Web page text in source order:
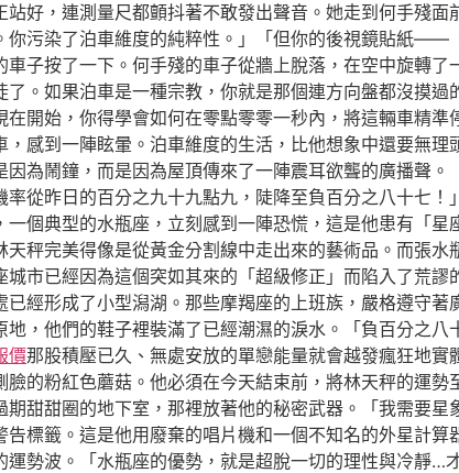
好，連測量尺都顫抖著不敢發出聲音。她走到何手殘面
你污染了泊車維度的純粹性。」「但你的後視鏡貼紙——
子按了一下。何手殘的車子從牆上脫落，在空中旋轉了
。如果泊車是一種宗教，你就是那個連方向盤都沒摸過
在開始，你得學會如何在零點零零一秒內，將這輛車精準
感到一陣眩暈。泊車維度的生活，比他想象中還要無理
為鬧鐘，而是因為屋頂傳來了一陣震耳欲聾的廣播聲。
從昨日的百分之九十九點九，陡降至負百分之八十七！
個典型的水瓶座，立刻感到一陣恐慌，這是他患有「星
秤完美得像是從黃金分割線中走出來的藝術品。而張水
市已經因為這個突如其來的「超級修正」而陷入了荒謬
經形成了小型潟湖。那些摩羯座的上班族，嚴格遵守著
，他們的鞋子裡裝滿了已經潮濕的淚水。「負百分之八
價那股積壓已久、無處安放的單戀能量就會越發瘋狂地實
的粉紅色蘑菇。他必須在今天結束前，將林天秤的運勢
甜甜圈的地下室，那裡放著他的秘密武器。「我需要星
標籤。這是他用廢棄的唱片機和一個不知名的外星計算
勢波。「水瓶座的優勢，就是超脫一切的理性與冷靜…